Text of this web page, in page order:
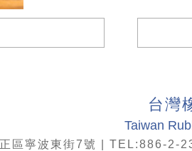
台灣
Taiwan
區寧波東街7號 | TEL:886-